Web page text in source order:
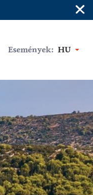
×
Események: HU